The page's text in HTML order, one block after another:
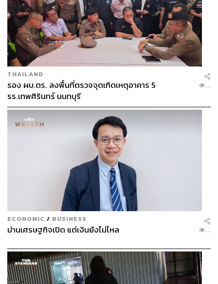
THAILAND
รอง ผบ.ตร. ลงพื้นที่ตรวจจุดเกิดเหตุอาคาร 5
รร.เทพศิรินทร์ นนทบุรี
...
ECONOMIC / BUSINESS
ม่านเศรษฐกิจเปิด แต่เงินยังไม่ไหล ...